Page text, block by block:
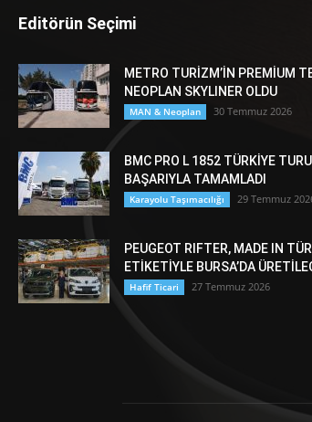
Editörün Seçimi
METRO TURİZM’İN PREMİUM
NEOPLAN SKYLINER OLDU
MAN & Neoplan 30 Temmuz 2026
BMC PRO L 1852 TÜRKİYE
BAŞARIYLA TAMAMLADI
Karayolu Taşımacılığı 29 Temmuz
PEUGEOT RIFTER, MADE IN
ETİKETİYLE BURSA’DA
Hafif Ticari 27 Temmuz 2026